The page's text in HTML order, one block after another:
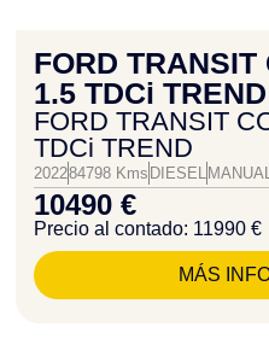
FORD TRANSIT
1.5 TDCi TREND
FORD TRANSIT
TDCi TREND
202284798 Kms DIESEL
10490 €
Precio al contado: 11990 €
MÁS